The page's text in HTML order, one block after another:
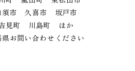
市 久喜市 坂戸市
見町 川島町 ほか
お問い合わせください